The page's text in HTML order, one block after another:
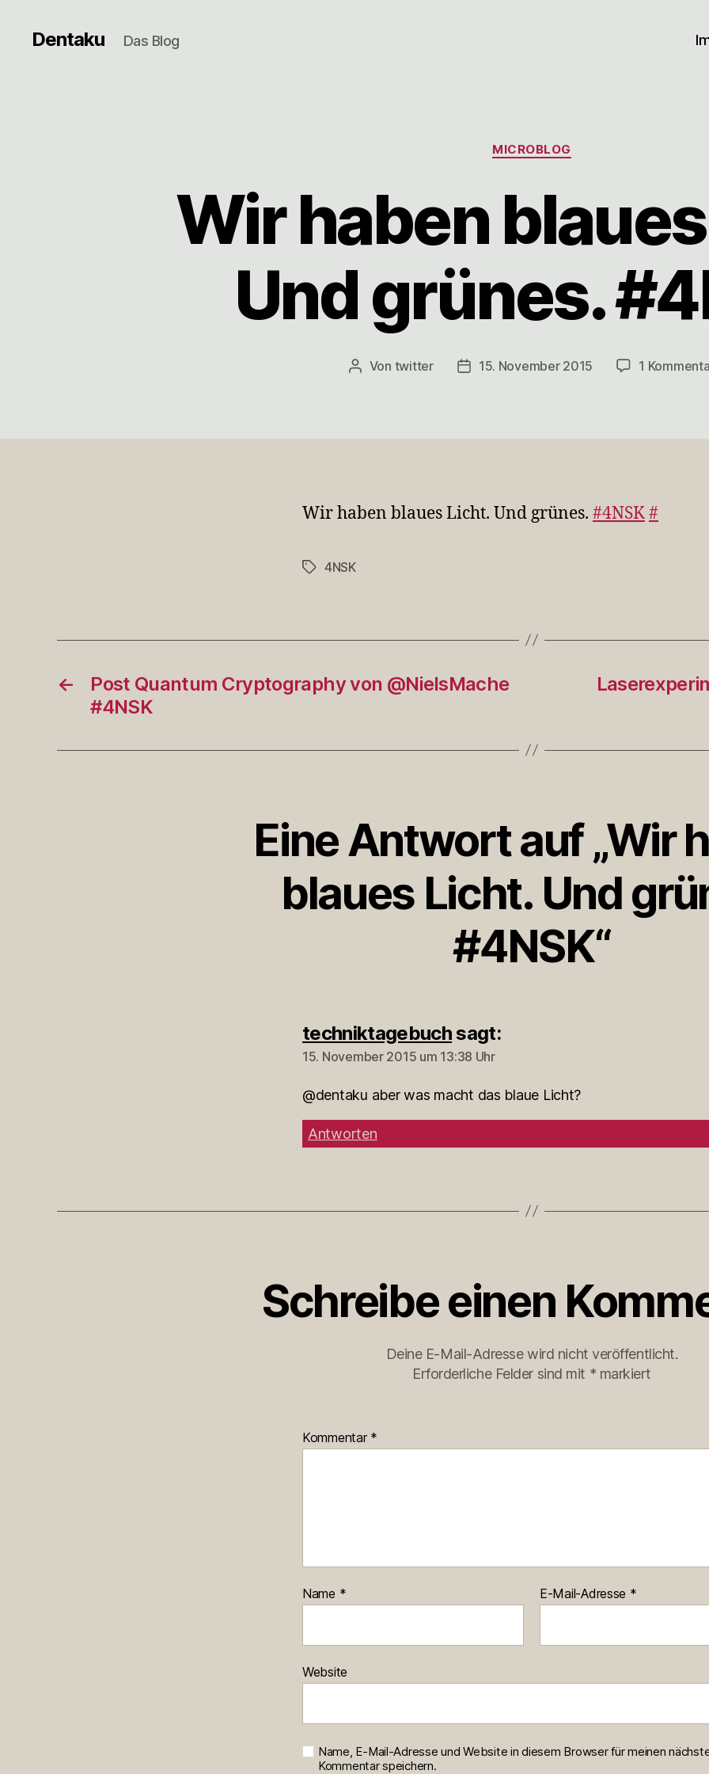
Dentaku Das Blog
Kategorien
MICROBLOG
Wir haben
Und grünes.
Beitragsautor
Von twitter Veröffentlichungsdatum
15. November 2015 1
Wir haben blaues Licht. Und grünes. #4NSK#
Schlagwörter
4NSK
←
Post Quantum Cryptography von @NielsMache
#4NSK
Eine Antwort auf „Wir
blaues Licht. Und
#4NSK“
techniktagebuchsagt:
15. November 2015 um 13:38 Uhr
@dentaku aber was macht das blaue Licht?
Antworten
Schreibe einen
Deine E-Mail-Adresse wird nicht veröffentlicht.
Erforderliche Felder sind mit * markiert
Kommentar *
Name * E-Mail-Adresse *
Website
Name, E-Mail-Adresse und Website in diesem Browser für meinen
Kommentar speichern.